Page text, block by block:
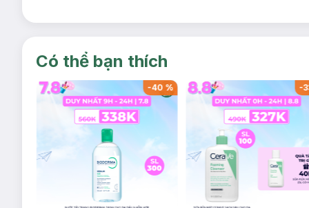
Có thể bạn thích
-40 % -